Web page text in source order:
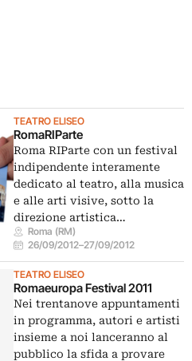
TEATRO ELISEO
RomaRIParte
Roma RIParte con un festival
indipendente interamente
dedicato al teatro, alla musica
e alle arti visive, sotto la
direzione artistica…
Roma (RM)
26/09/2012–27/09/2012
TEATRO ELISEO
Romaeuropa Festival 2011
Nei trentanove appuntamenti
in programma, autori e artisti
insieme a noi lanceranno al
pubblico la sfida a provare